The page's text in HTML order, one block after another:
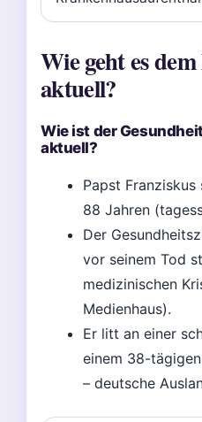
Wie geht es
aktuell?
Wie ist der
aktuell?
Papst
88 Jahren
Der
vor seinem Tod
medizinischen
Medienhaus).
Er litt an einer
einem 38-
– deutsche